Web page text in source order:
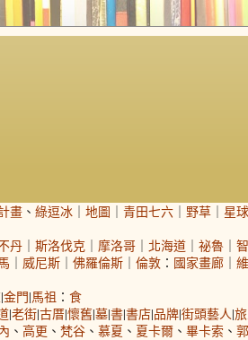
畫 、 綠逗冰 ｜ 地圖 ｜ 青田七六 ｜ 野草 ｜ 星
丹 ｜ 斯洛伐克 ｜ 摩洛哥 ｜ 北海道 ｜ 祕魯 ｜
｜ 威尼斯 ｜ 佛羅倫斯 ｜ 倫敦 ： 國家畫廊 ｜
|金門|馬祖 ： 食
|老街|古厝|懷舊|墓|書|書店|品牌|街頭藝人|
、 高更 、 梵谷 、 慕夏 、 夏卡爾 、 畢卡索 、